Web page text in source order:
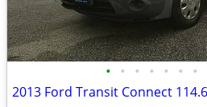
• • • • • • •